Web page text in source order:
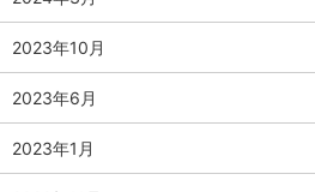
2023年10月
2023年6月
2023年1月